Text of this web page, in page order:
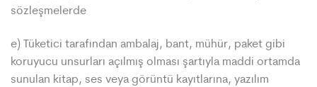
sözleşmelerde
e) Tüketici tarafından ambalaj, bant, mühür, paket gibi
koruyucu unsurları açılmış olması şartıyla maddi ortamda
sunulan kitap, ses veya görüntü kayıtlarına, yazılım